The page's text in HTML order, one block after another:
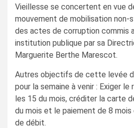
Vieillesse se concertent en vue
mouvement de mobilisation non-
des actes de corruption commis
institution publique par sa
Marguerite Berthe Marescot.
Autres objectifs de cette levée
pour la semaine à venir : Exiger
les 15 du mois, créditer la carte
du mois et le paiement de 8 mois
de débit.